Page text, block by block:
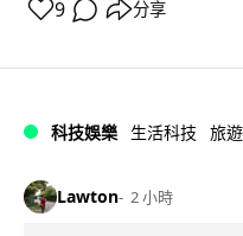
9 分享
科技娛樂 生活科技 旅遊
Lawton 2 小時